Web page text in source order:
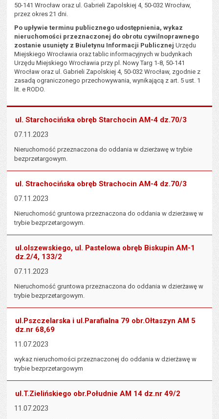
50-141 Wrocław oraz ul. Gabrieli Zapolskiej 4, 50-032 Wrocław,
przez okres 21 dni.
Po upływie terminu publicznego udostępnienia, wykaz
nieruchomości przeznaczonej do obrotu cywilnoprawnego
zostanie usunięty z Biuletynu Informacji Publicznej Urzędu
Miejskiego Wrocławia oraz tablic informacyjnych w budynkach
Urzędu Miejskiego Wrocławia przy pl. Nowy Targ 1-8, 50-141
Wrocław oraz ul. Gabrieli Zapolskiej 4, 50-032 Wrocław, zgodnie z
zasadą ograniczonego przechowywania, wynikającą z art. 5 ust. 1
lit. e RODO.
ul. Starchocińska obręb Starchocin AM-4 dz.70/3
07.11.2023
Nieruchomość przeznaczona do oddania w dzierżawę w trybie
bezprzetargowym.
ul. Strachocińska obręb Strachocin AM-4 dz.70/3
07.11.2023
Nieruchomość gruntowa przeznaczona do oddania w dzierżawę w
trybie bezprzetargowym.
ul.olszewskiego, ul. Pastelowa obręb Biskupin AM-1
dz.2/4, 133/2
07.11.2023
Nieruchomość gruntowa przeznaczona do oddania w dzierżawę w
trybie bezprzetargowym.
ul.Pszczelarska i ul.Parafialna 79 obr.Ołtaszyn AM 5
dz.nr 68,69
11.07.2023
wykaz nieruchomości przeznaczonej do oddania w dzierżawę w
trybie bezprzetargowym
ul.T.Zielińskiego obr.Południe AM 14 dz.nr 49/2
11.07.2023